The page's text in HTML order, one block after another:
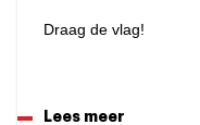
Draag de vlag!
Lees meer